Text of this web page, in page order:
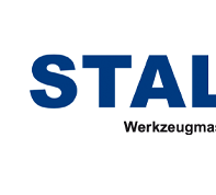
springen